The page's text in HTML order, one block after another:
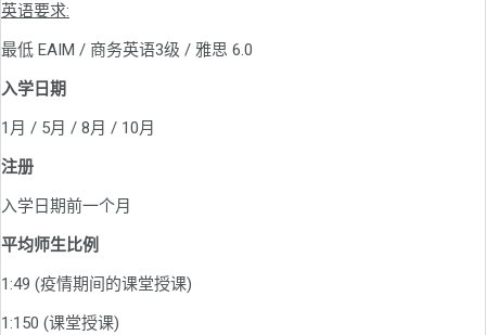
英语要求:
最低 EAIM / 商务英语3级 / 雅思 6.0
入学日期
1月 / 5月 / 8月 / 10月
注册
入学日期前一个月
平均师生比例
1:49 (疫情期间的课堂授课)
1:150 (课堂授课)